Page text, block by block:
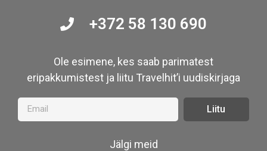
+372 58 130 690
Ole esimene, kes saab parimatest
eripakkumistest ja liitu Travelhit’i uudiskirjaga
Liitu
Jälgi meid